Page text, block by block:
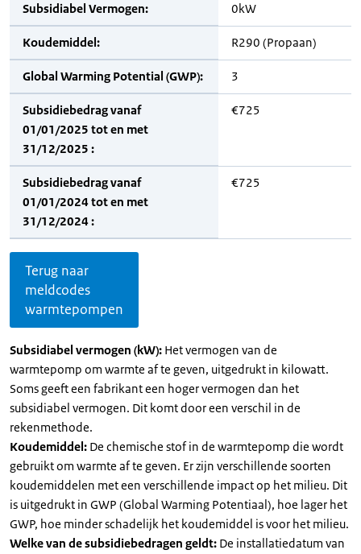
Subsidiabel Vermogen: 0kW
Koudemiddel: R290 (Propaan)
Global Warming Potential (GWP): 3
Subsidiebedrag vanaf
01/01/2025 tot en met
31/12/2025 :
€725
Subsidiebedrag vanaf
01/01/2024 tot en met
31/12/2024 :
€725
Terug naar
meldcodes
warmtepompen
Subsidiabel vermogen (kW): Het vermogen van de
warmtepomp om warmte af te geven, uitgedrukt in kilowatt.
Soms geeft een fabrikant een hoger vermogen dan het
subsidiabel vermogen. Dit komt door een verschil in de
rekenmethode.
Koudemiddel: De chemische stof in de warmtepomp die wordt
gebruikt om warmte af te geven. Er zijn verschillende soorten
koudemiddelen met een verschillende impact op het milieu. Dit
is uitgedrukt in GWP (Global Warming Potentiaal), hoe lager het
GWP, hoe minder schadelijk het koudemiddel is voor het milieu.
Welke van de subsidiebedragen geldt: De installatiedatum van